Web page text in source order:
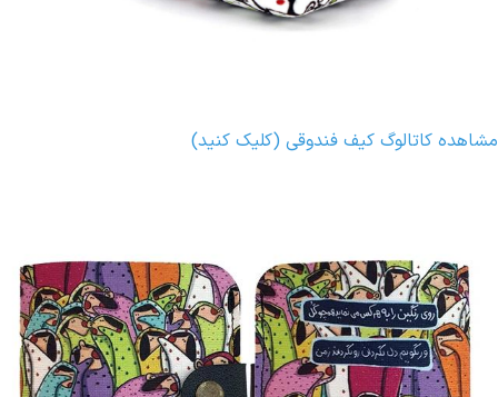
مشاهده کاتالوگ کیف فندوقی (کلیک کنید)